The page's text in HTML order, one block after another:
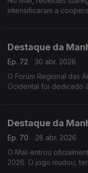
intensificaram a
Destaque da
Ep. 72
30 abr. 2026
O Forúm Regional das
Ocidental foi dedicado
Destaque da
Ep. 70
28 abr. 2026
O Mali entrou
2026. O jogo mudou, tendo por base uma aliança contra-